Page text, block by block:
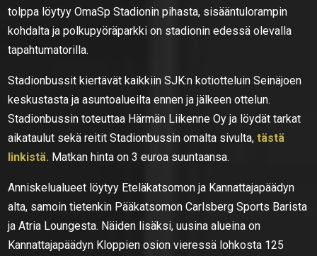
tolppa löytyy OmaSp Stadionin pihasta, sisääntulorampin
kohdalta ja polkupyöräparkki on stadionin edessä olevalla
tapahtumatorilla.
Stadionbussit kiertävät kaikkiin SJK:n kotiotteluin Seinäjoen
keskustasta ja asuntoalueilta ennen ja jälkeen ottelun.
Stadionbussin toteuttaa Härmän Liikenne Oy ja löydät tarkat
aikataulut sekä reitit Stadionbussin omalta sivulta,tästä
linkistä. Matkan hinta on 3 euroa suuntaansa.
Anniskelualueet löytyy Eteläkatsomon ja Kannattajapäädyn
alta, samoin tietenkin Pääkatsomon Carlsberg Sports Barista
ja Atria Loungesta. Näiden lisäksi, uusina alueina on
Kannattajapäädyn Kloppien osion vieressä lohkosta 125